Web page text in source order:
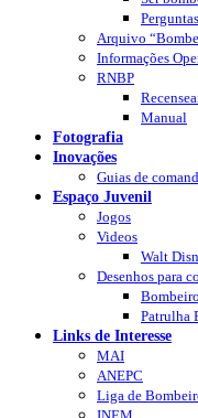
Arquivo
Informações
RNBP
Manual
Fotografia
Inovações
Guias de
Espaço Juvenil
Jogos
Videos
Walt
Desenhos para
Patrulha
Links de Interesse
MAI
ANEPC
Liga de